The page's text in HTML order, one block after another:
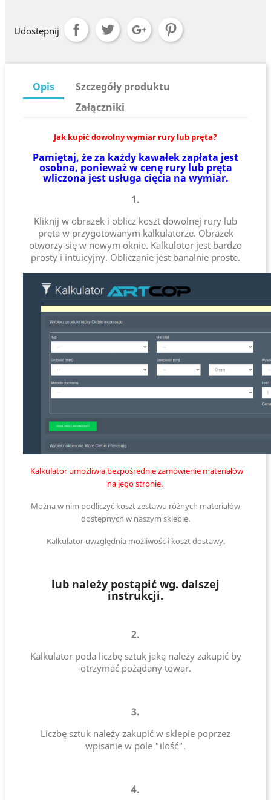
Udostępnij
Opis
Szczegóły produktu
Załączniki
Jak kupić dowolny wymiar rury lub pręta?
Pamiętaj, że za każdy kawałek zapłata jest
osobna, ponieważ w cenę rury lub pręta
wliczona jest usługa cięcia na wymiar.
1.
Kliknij w obrazek i oblicz koszt dowolnej rury lub
pręta w przygotowanym kalkulatorze. Obrazek
otworzy się w nowym oknie. Kalkulotor jest bardzo
prosty i intuicyjny. Obliczanie jest banalnie proste.
Kalkulator umożliwia bezpośrednie zamówienie materiałów
na jego stronie.
Można w nim podliczyć koszt zestawu różnych materiałów
dostępnych w naszym sklepie.
Kalkulator uwzględnia możliwość i koszt dostawy.
lub należy postąpić wg. dalszej
instrukcji.
2.
Kalkulator poda liczbę sztuk jaką należy zakupić by
otrzymać pożądany towar.
3.
Liczbę sztuk należy zakupić w sklepie poprzez
wpisanie w pole "ilość".
4.